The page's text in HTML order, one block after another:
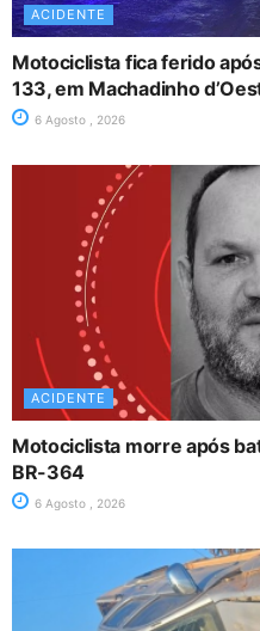
ACIDENTE
Motociclista fica ferido
133, em Machadinho
6 Agosto , 2026
ACIDENTE
Motociclista morre após
BR-364
6 Agosto , 2026